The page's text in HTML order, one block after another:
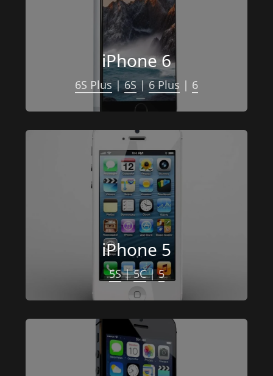
iPhone 6
6S Plus | 6S | 6 Plus | 6
iPhone 5
5S | 5C | 5